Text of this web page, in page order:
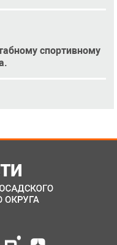
спортивному